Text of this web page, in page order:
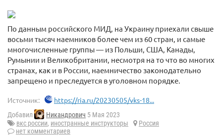
По данным российского МИД, на Украину приехали свыше
восьми тысяч наемников более чем из 60 стран, и самые
многочисленные группы — из Польши, США, Канады,
Румынии и Великобритании, несмотря на то что во многих
странах, как и в России, наемничество законодательно
запрещено и преследуется в уголовном порядке.
Источник: https://ria.ru/20230505/vks-18...
Добавил Никандрович 5 Мая 2023
вкс россии, иностранные инструкторы
Россия
нет комментариев